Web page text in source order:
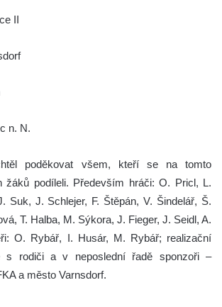
II
n. N.
poděkovat všem, kteří se na tomto
žáků podíleli. Především hráči: O. Pricl, L.
Suk, J. Schlejer, F. Štěpán, V. Šindelář, Š.
T. Halba, M. Sýkora, J. Fieger, J. Seidl, A.
O. Rybář, I. Husár, M. Rybář; realizační
s rodiči a v neposlední řadě sponzoři –
a město Varnsdorf.